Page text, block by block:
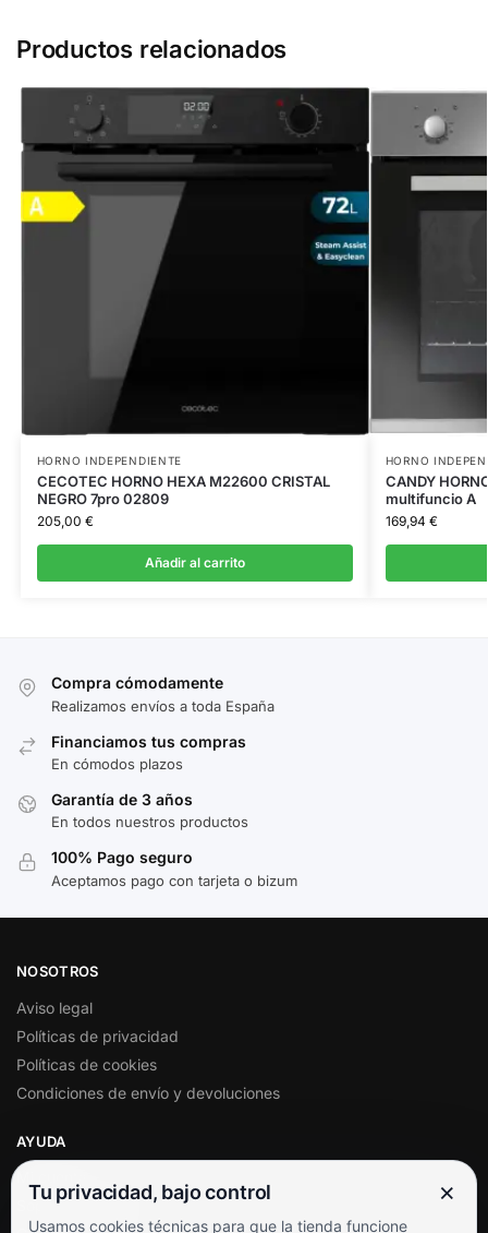
Productos relacionados
HORNO INDEPENDIENTE
CECOTEC HORNO HEXA M22600 CRISTAL
NEGRO 7pro 02809
205,00 €
Añadir al carrito
HORNO
CANDY
multifuncio A
169,94 €
Compra cómodamente
Realizamos envíos a toda España
Financiamos tus compras
En cómodos plazos
Garantía de 3 años
En todos nuestros productos
100% Pago seguro
Aceptamos pago con tarjeta o bizum
NOSOTROS
Aviso legal
Políticas de privacidad
Políticas de cookies
Condiciones de envío y devoluciones
AYUDA
Soporte al cliente
Tu privacidad, bajo control ×
Usamos cookies técnicas para que la tienda funcione